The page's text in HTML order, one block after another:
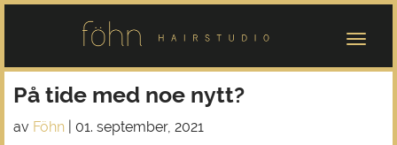
På tide med noe nytt?
av Föhn 01. september, 2021